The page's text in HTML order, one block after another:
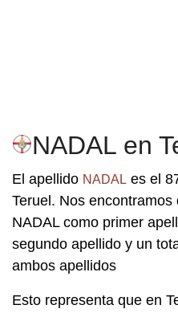
NADAL en
El apellido NADAL es el
Teruel. Nos
NADAL como primer
segundo apellido y un
ambos apellidos
Esto representa que en